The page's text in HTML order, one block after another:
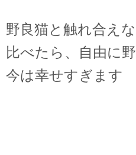
野良猫と触れ合え
比べたら、自由に
今は幸せすぎます